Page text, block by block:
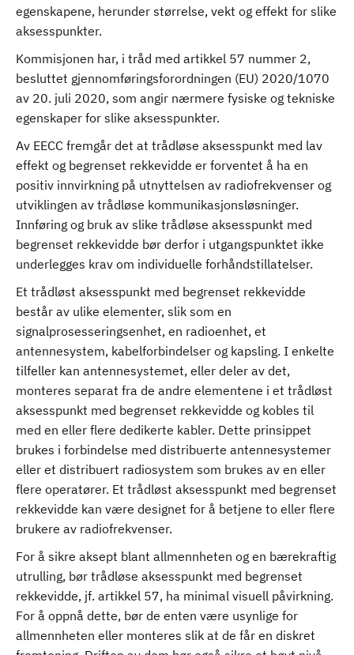
egenskapene, herunder størrelse, vekt og effekt for slike
aksesspunkter.
Kommisjonen har, i tråd med artikkel 57 nummer 2,
besluttet gjennomføringsforordningen (EU) 2020/1070
av 20. juli 2020, som angir nærmere fysiske og tekniske
egenskaper for slike aksesspunkter.
Av EECC fremgår det at trådløse aksesspunkt med lav
effekt og begrenset rekkevidde er forventet å ha en
positiv innvirkning på utnyttelsen av radiofrekvenser og
utviklingen av trådløse kommunikasjonsløsninger.
Innføring og bruk av slike trådløse aksesspunkt med
begrenset rekkevidde bør derfor i utgangspunktet ikke
underlegges krav om individuelle forhåndstillatelser.
Et trådløst aksesspunkt med begrenset rekkevidde
består av ulike elementer, slik som en
signalprosesseringsenhet, en radioenhet, et
antennesystem, kabelforbindelser og kapsling. I enkelte
tilfeller kan antennesystemet, eller deler av det,
monteres separat fra de andre elementene i et trådløst
aksesspunkt med begrenset rekkevidde og kobles til
med en eller flere dedikerte kabler. Dette prinsippet
brukes i forbindelse med distribuerte antennesystemer
eller et distribuert radiosystem som brukes av en eller
flere operatører. Et trådløst aksesspunkt med begrenset
rekkevidde kan være designet for å betjene to eller flere
brukere av radiofrekvenser.
For å sikre aksept blant allmennheten og en bærekraftig
utrulling, bør trådløse aksesspunkt med begrenset
rekkevidde, jf. artikkel 57, ha minimal visuell påvirkning.
For å oppnå dette, bør de enten være usynlige for
allmennheten eller monteres slik at de får en diskret